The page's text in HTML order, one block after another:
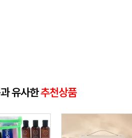
유사한추천상품